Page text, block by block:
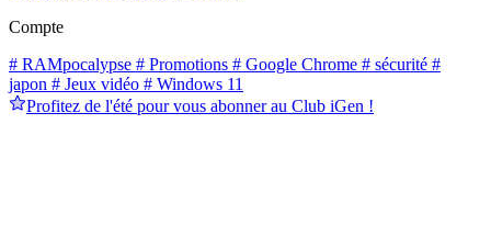
Compte
# RAMpocalypse # Promotions # Google Chrome # sécurité #
japon # Jeux vidéo # Windows 11
Profitez de l'été pour vous abonner au Club iGen !